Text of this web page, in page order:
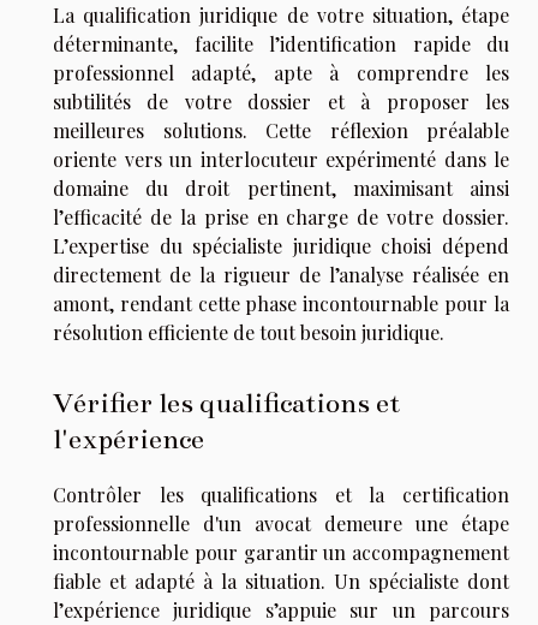
La qualification juridique de votre situation, étape
déterminante, facilite l’identification rapide du
professionnel adapté, apte à comprendre les
subtilités de votre dossier et à proposer les
meilleures solutions. Cette réflexion préalable
oriente vers un interlocuteur expérimenté dans le
domaine du droit pertinent, maximisant ainsi
l’efficacité de la prise en charge de votre dossier.
L’expertise du spécialiste juridique choisi dépend
directement de la rigueur de l’analyse réalisée en
amont, rendant cette phase incontournable pour la
résolution efficiente de tout besoin juridique.
Vérifier les qualifications et
l'expérience
Contrôler les qualifications et la certification
professionnelle d'un avocat demeure une étape
incontournable pour garantir un accompagnement
fiable et adapté à la situation. Un spécialiste dont
l’expérience juridique s’appuie sur un parcours